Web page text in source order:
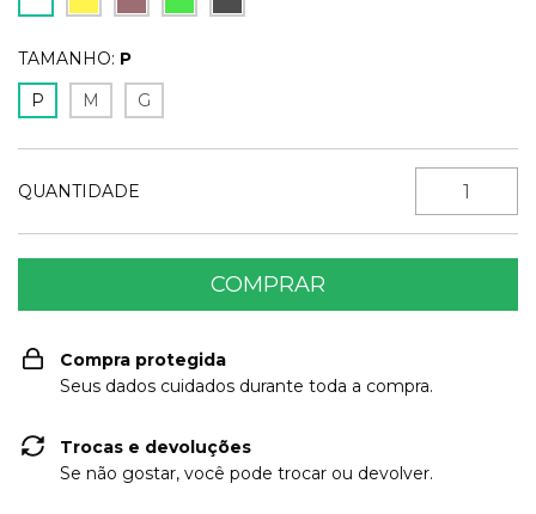
TAMANHO: P
P
M G
QUANTIDADE
Compra protegida
Seus dados cuidados durante toda a compra.
Trocas e devoluções
Se não gostar, você pode trocar ou devolver.